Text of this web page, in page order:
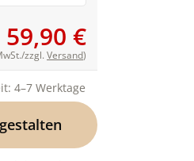
59,90 €
zzgl. Versand)
4–7 Werktage